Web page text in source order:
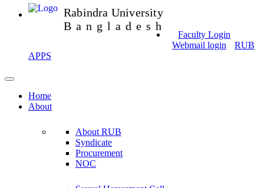
Rabindra University
Bangladesh
Faculty Login
Webmail login
RUB
APPS
Home
About
About RUB
Syndicate
Procurement
NOC